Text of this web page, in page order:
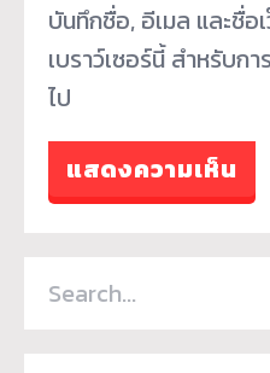
บันทึกชื่อ, อีเมล และชื่อ
เบราว์เซอร์นี้ สำหรับก
ไป